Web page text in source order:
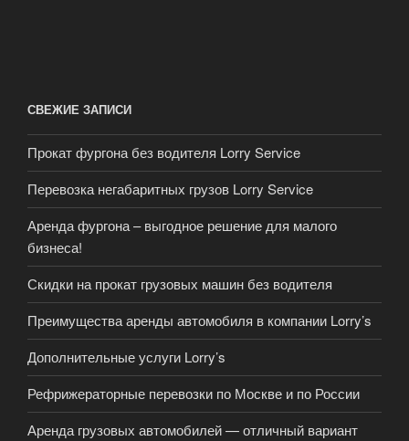
СВЕЖИЕ ЗАПИСИ
Прокат фургона без водителя Lorry Service
Перевозка негабаритных грузов Lorry Service
Аренда фургона – выгодное решение для малого
бизнеса!
Скидки на прокат грузовых машин без водителя
Преимущества аренды автомобиля в компании Lorry’s
Дополнительные услуги Lorry’s
Рефрижераторные перевозки по Москве и по России
Аренда грузовых автомобилей — отличный вариант